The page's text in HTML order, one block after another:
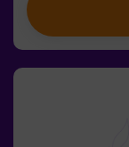
Resolverás
Sombrerero
infantiles🎂
sala de
con el pack de